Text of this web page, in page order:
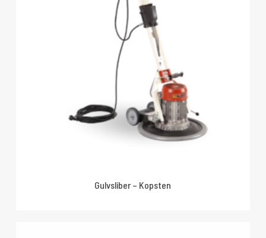
Gulvsliber – Kopsten